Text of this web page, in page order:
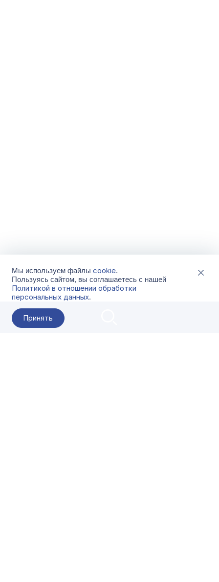
Мы используем файлы cookie.
Пользуясь сайтом, вы соглашаетесь с нашей
Политикой в отношении обработки
персональных данных.
Принять